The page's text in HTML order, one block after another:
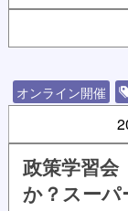
オンライン開催
政策学習会
か？スーパ